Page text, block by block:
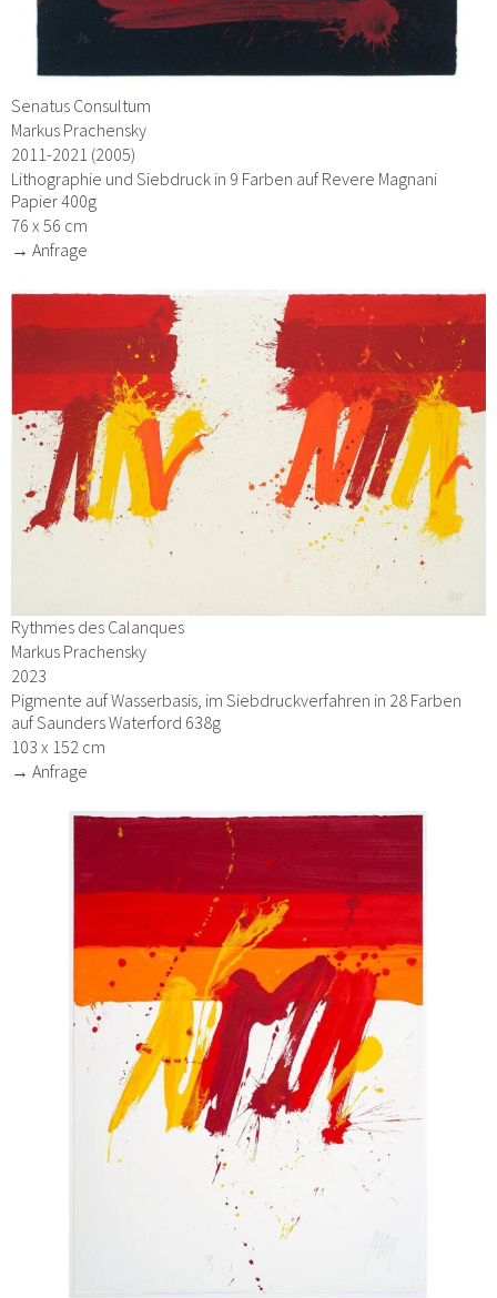
Senatus Consultum
Markus Prachensky
2011-2021 (2005)
Lithographie und Siebdruck in 9 Farben auf Revere Magnani
Papier 400g
76 x 56 cm
→ Anfrage
Rythmes des Calanques
Markus Prachensky
2023
Pigmente auf Wasserbasis, im Siebdruckverfahren in 28 Farben
auf Saunders Waterford 638g
103 x 152 cm
→ Anfrage